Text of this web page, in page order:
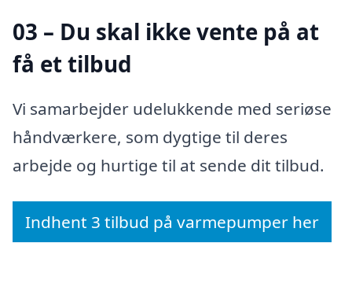
03 – Du skal ikke vente på at
få et tilbud
Vi samarbejder udelukkende med seriøse
håndværkere, som dygtige til deres
arbejde og hurtige til at sende dit tilbud.
Indhent 3 tilbud på varmepumper her